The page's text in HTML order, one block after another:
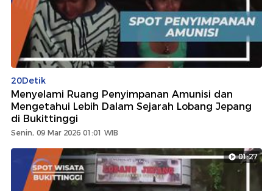
20Detik
Menyelami Ruang Penyimpanan Amunisi dan
Mengetahui Lebih Dalam Sejarah Lobang Jepang
di Bukittinggi
Senin, 09 Mar 2026 01:01 WIB
01:27